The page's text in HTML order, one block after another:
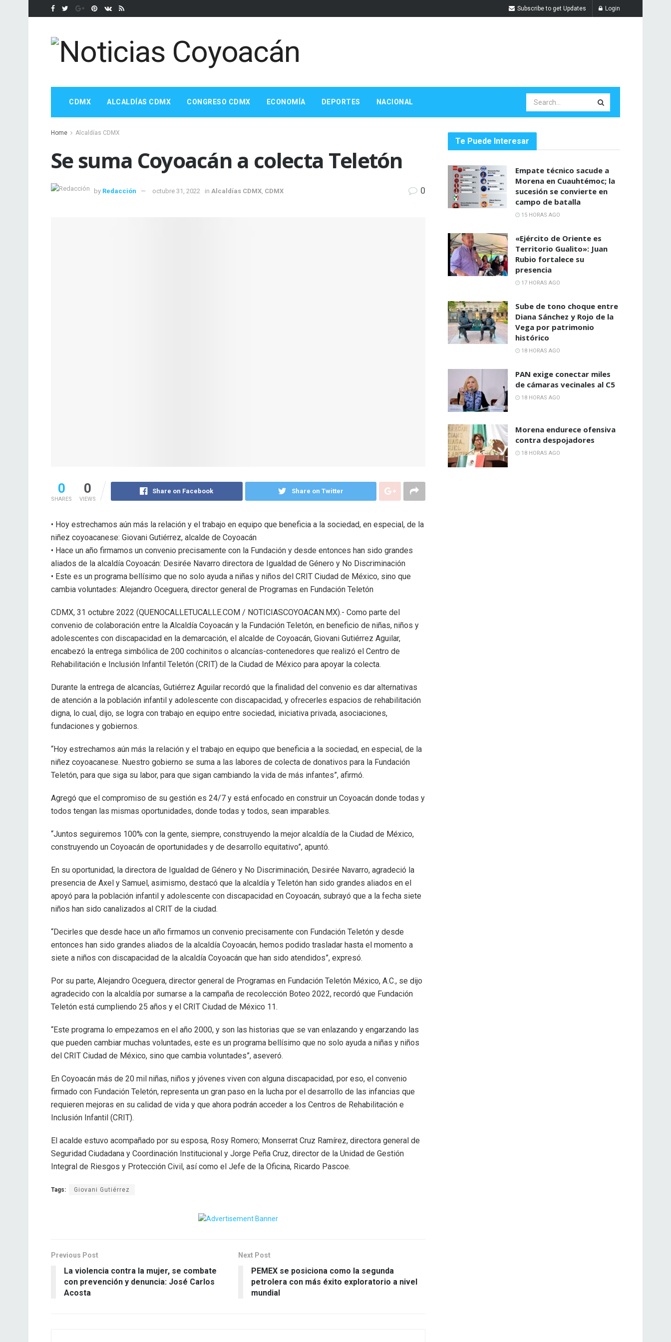
Subscribe to get Updates Login
CDMX ALCALDÍAS CDMX CONGRESO CDMX ECONOMÍA DEPORTES NACIONAL
Home Alcaldías CDMX
Se suma Coyoacán a colecta Teletón
by Redacción octubre 31, 2022 in Alcaldías CDMX CDMX 0
0
SHARES
0
VIEWS
Share on Facebook Share on Twitter
• Hoy estrechamos aún más la relación y el trabajo en equipo que beneficia a la sociedad, en especial, de la
niñez coyoacanese: Giovani Gutiérrez, alcalde de Coyoacán
• Hace un año firmamos un convenio precisamente con la Fundación y desde entonces han sido grandes
aliados de la alcaldía Coyoacán: Desirée Navarro directora de Igualdad de Género y No Discriminación
• Este es un programa bellísimo que no solo ayuda a niñas y niños del CRIT Ciudad de México, sino que
cambia voluntades: Alejandro Oceguera, director general de Programas en Fundación Teletón
CDMX, 31 octubre 2022 (QUENOCALLETUCALLE.COM / NOTICIASCOYOACAN.MX).- Como parte del
convenio de colaboración entre la Alcaldía Coyoacán y la Fundación Teletón, en beneficio de niñas, niños y
adolescentes con discapacidad en la demarcación, el alcalde de Coyoacán, Giovani Gutiérrez Aguilar,
encabezó la entrega simbólica de 200 cochinitos o alcancías-contenedores que realizó el Centro de
Rehabilitación e Inclusión Infantil Teletón (CRIT) de la Ciudad de México para apoyar la colecta.
Durante la entrega de alcancías, Gutiérrez Aguilar recordó que la finalidad del convenio es dar alternativas
de atención a la población infantil y adolescente con discapacidad, y ofrecerles espacios de rehabilitación
digna, lo cual, dijo, se logra con trabajo en equipo entre sociedad, iniciativa privada, asociaciones,
fundaciones y gobiernos.
“Hoy estrechamos aún más la relación y el trabajo en equipo que beneficia a la sociedad, en especial, de la
niñez coyoacanese. Nuestro gobierno se suma a las labores de colecta de donativos para la Fundación
Teletón, para que siga su labor, para que sigan cambiando la vida de más infantes”, afirmó.
Agregó que el compromiso de su gestión es 24/7 y está enfocado en construir un Coyoacán donde todas y
todos tengan las mismas oportunidades, donde todas y todos, sean imparables.
“Juntos seguiremos 100% con la gente, siempre, construyendo la mejor alcaldía de la Ciudad de México,
construyendo un Coyoacán de oportunidades y de desarrollo equitativo”, apuntó.
En su oportunidad, la directora de Igualdad de Género y No Discriminación, Desirée Navarro, agradeció la
presencia de Axel y Samuel, asimismo, destacó que la alcaldía y Teletón han sido grandes aliados en el
apoyó para la población infantil y adolescente con discapacidad en Coyoacán, subrayó que a la fecha siete
niños han sido canalizados al CRIT de la ciudad.
“Decirles que desde hace un año firmamos un convenio precisamente con Fundación Teletón y desde
entonces han sido grandes aliados de la alcaldía Coyoacán, hemos podido trasladar hasta el momento a
siete a niños con discapacidad de la alcaldía Coyoacán que han sido atendidos”, expresó.
Por su parte, Alejandro Oceguera, director general de Programas en Fundación Teletón México, A.C., se dijo
agradecido con la alcaldía por sumarse a la campaña de recolección Boteo 2022, recordó que Fundación
Teletón está cumpliendo 25 años y el CRIT Ciudad de México 11.
“Este programa lo empezamos en el año 2000, y son las historias que se van enlazando y engarzando las
que pueden cambiar muchas voluntades, este es un programa bellísimo que no solo ayuda a niñas y niños
del CRIT Ciudad de México, sino que cambia voluntades”, aseveró.
En Coyoacán más de 20 mil niñas, niños y jóvenes viven con alguna discapacidad, por eso, el convenio
firmado con Fundación Teletón, representa un gran paso en la lucha por el desarrollo de las infancias que
requieren mejoras en su calidad de vida y que ahora podrán acceder a los Centros de Rehabilitación e
Inclusión Infantil (CRIT).
El acalde estuvo acompañado por su esposa, Rosy Romero; Monserrat Cruz Ramírez, directora general de
Seguridad Ciudadana y Coordinación Institucional y Jorge Peña Cruz, director de la Unidad de Gestión
Integral de Riesgos y Protección Civil, así como el Jefe de la Oficina, Ricardo Pascoe.
Tags: Giovani Gutiérrez
Previous Post
La violencia contra la mujer, se combate
con prevención y denuncia: José Carlos
Acosta
Next Post
PEMEX se posiciona como la segunda
petrolera con más éxito exploratorio a nivel
mundial
Te Puede Interesar
Empate técnico sacude a
Morena en Cuauhtémoc; la
sucesión se convierte en
campo de batalla
15 HORAS AGO
«Ejército de Oriente es
Territorio Gualito»: Juan
Rubio fortalece su
presencia
17 HORAS AGO
Sube de tono choque entre
Diana Sánchez y Rojo de la
Vega por patrimonio
histórico
18 HORAS AGO
PAN exige conectar miles
de cámaras vecinales al C5
18 HORAS AGO
Morena endurece ofensiva
contra despojadores
18 HORAS AGO